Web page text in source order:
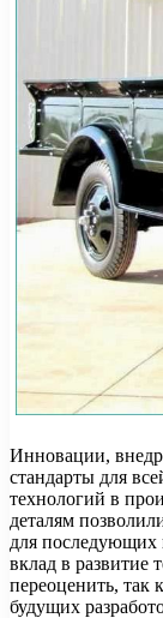
Инновации,
стандарты для
технологий в
деталям
для последующих
вклад в
переоценить, так
будущих